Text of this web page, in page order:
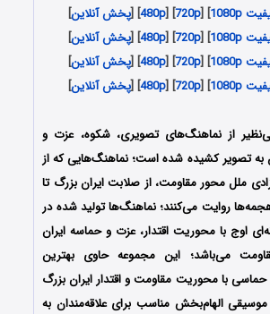
] [
720p
] [
480p
] [پخش آنلاین]
] [
720p
] [
480p
] [پخش آنلاین]
] [
720p
] [
480p
] [پخش آنلاین]
] [
720p
] [
480p
] [پخش آنلاین]
از نماهنگ‌های تصویری، شکوه، عزت و
به تصویر کشیده شده است؛ نماهنگ‌هایی که از
ملل محور مقاومت، از صلابت ایران بزرگ تا
هجمه‌ها روایت می‌کنند؛ نماهنگ‌ها تولید شده در
اوج با محوریت اقتدار، عزت و حماسه ایران
می‌باشد؛ این مجموعه حاوی بهترین
با محوریت مقاومت و اقتدار ایران بزرگ
موسیقی الهام‌بخش مناسب برای علاقه‌مندان به